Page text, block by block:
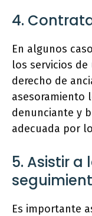
4.
En algunos
los servicios de
derecho de
asesoramiento
denunciante y
adecuada por
5. Asistir a
Es importante